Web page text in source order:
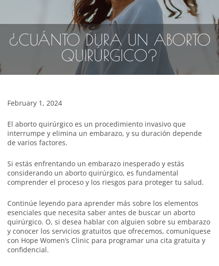
¿CUÁNTO DURA UN ABORTO
QUIRÚRGICO?
February 1, 2024
El aborto quirúrgico es un procedimiento invasivo que
interrumpe y elimina un embarazo, y su duración depende
de varios factores.
Si estás enfrentando un embarazo inesperado y estás
considerando un aborto quirúrgico, es fundamental
comprender el proceso y los riesgos para proteger tu salud.
Continúe leyendo para aprender más sobre los elementos
esenciales que necesita saber antes de buscar un aborto
quirúrgico. O, si desea hablar con alguien sobre su embarazo
y conocer los servicios gratuitos que ofrecemos, comuníquese
con Hope Women’s Clinic para programar una cita gratuita y
confidencial.